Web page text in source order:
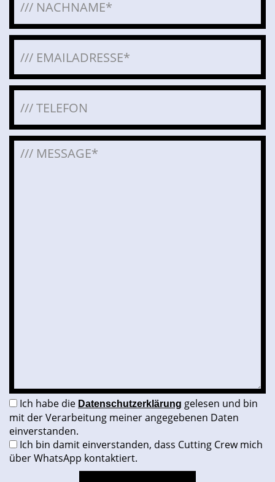
Bitte lasse dieses Feld leer.
Ich habe die Datenschutzerklärung gelesen und bin
mit der Verarbeitung meiner angegebenen Daten
einverstanden.
Ich bin damit einverstanden, dass Cutting Crew mich
über WhatsApp kontaktiert.